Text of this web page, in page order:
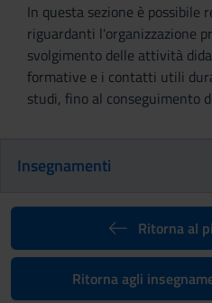
In questa sezione è possibile
riguardanti l'organizzazione
svolgimento delle attività
formative e i contatti utili
studi, fino al conseguimento
Insegnamenti
Ritorna al
Ritorna agli